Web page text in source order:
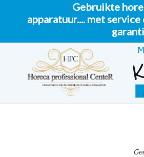
Gebruikte
apparatuur.... met service